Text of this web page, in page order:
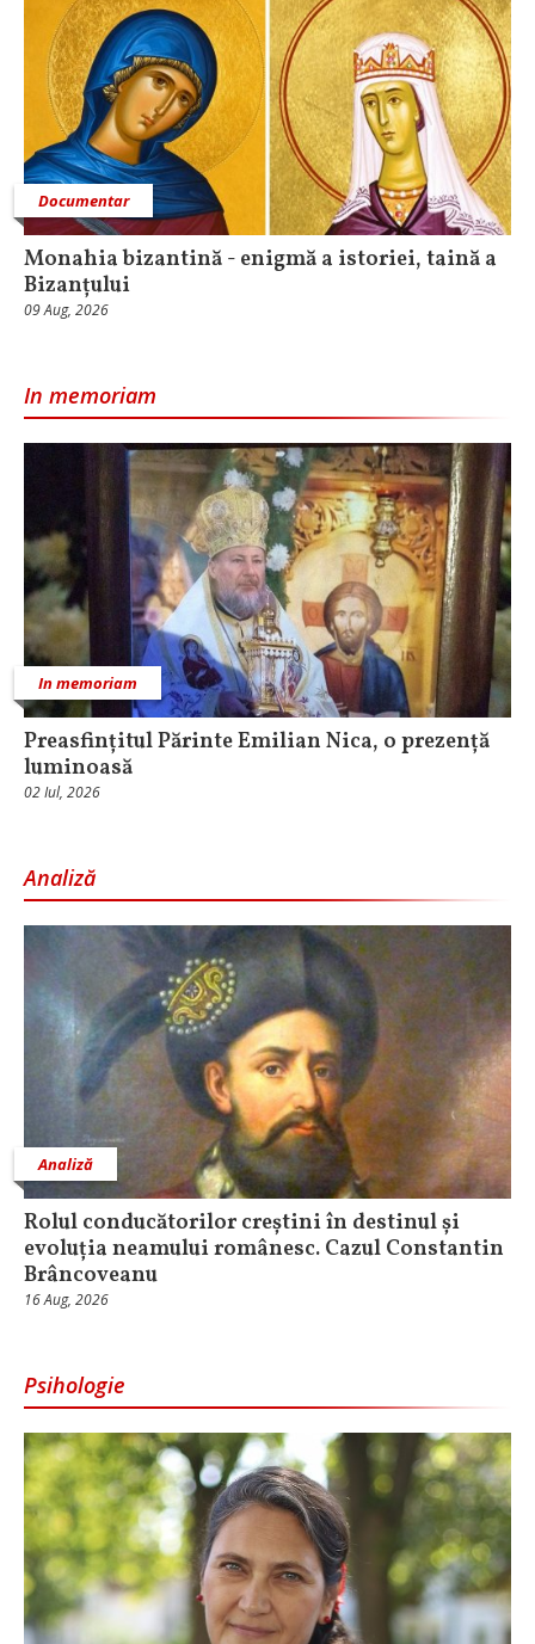
Documentar
Monahia bizantină - enigmă a istoriei, taină a
Bizanțului
09 Aug, 2026
In memoriam
In memoriam
Preasfințitul Părinte Emilian Nica, o prezență
luminoasă
02 Iul, 2026
Analiză
Analiză
Rolul conducătorilor creștini în destinul și
evoluția neamului românesc. Cazul Constantin
Brâncoveanu
16 Aug, 2026
Psihologie